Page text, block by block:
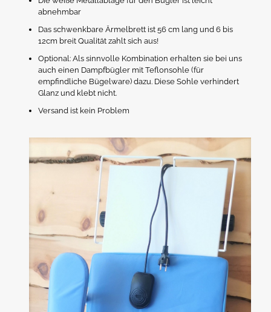
abnehmbar
Das schwenkbare Ärmelbrett ist 56 cm lang und 6 bis
12cm breit Qualität zahlt sich aus!
Optional: Als sinnvolle Kombination erhalten sie bei uns
auch einen Dampfbügler mit Teflonsohle (für
empfindliche Bügelware) dazu. Diese Sohle verhindert
Glanz und klebt nicht.
Versand ist kein Problem